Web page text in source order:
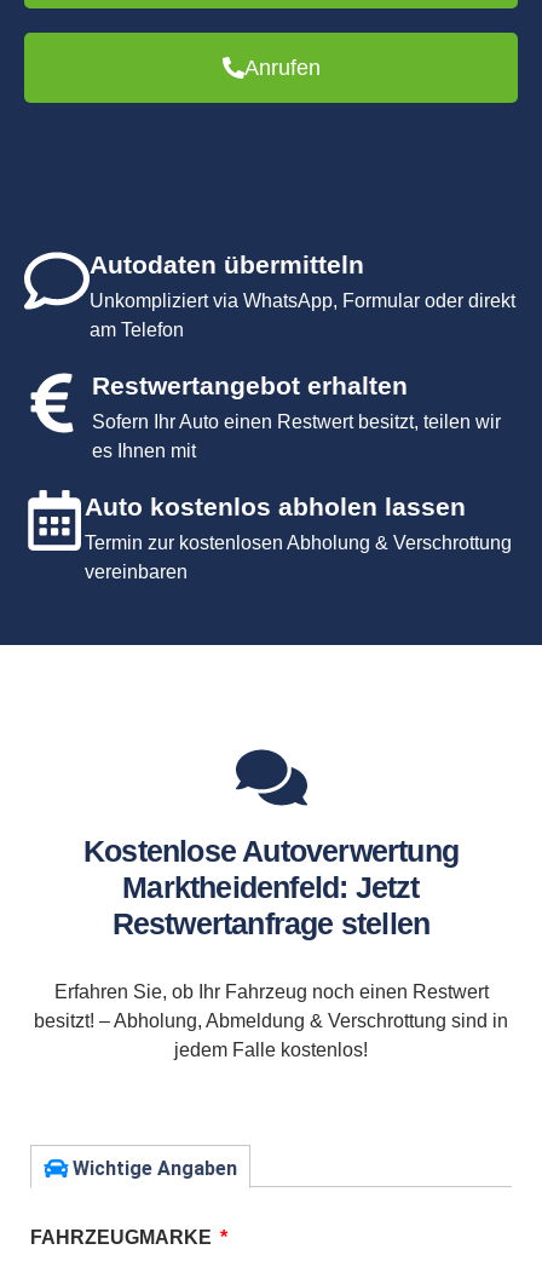
Anrufen
Autodaten übermitteln
Unkompliziert via WhatsApp, Formular oder direkt
am Telefon
Restwertangebot erhalten
Sofern Ihr Auto einen Restwert besitzt, teilen wir
es Ihnen mit
Auto kostenlos abholen lassen
Termin zur kostenlosen Abholung & Verschrottung
vereinbaren
Kostenlose Autoverwertung
Marktheidenfeld: Jetzt
Restwertanfrage stellen
Erfahren Sie, ob Ihr Fahrzeug noch einen Restwert
besitzt! – Abholung, Abmeldung & Verschrottung sind in
jedem Falle kostenlos!
Wichtige Angaben
FAHRZEUGMARKE